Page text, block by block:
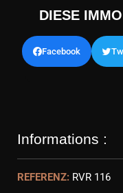
DIESE
Facebook
Informations :
REFERENZ: RVR 116